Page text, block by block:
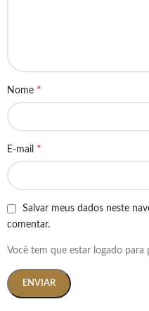
Nome *
E-mail *
Salvar meus dados neste
comentar.
Você tem que estar logado